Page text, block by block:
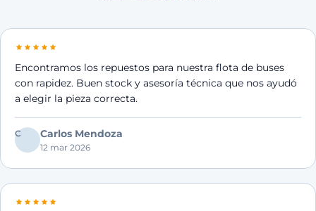
Encontramos los repuestos para nuestra flota de buses
con rapidez. Buen stock y asesoría técnica que nos ayudó
a elegir la pieza correcta.
C Carlos Mendoza
12 mar 2026